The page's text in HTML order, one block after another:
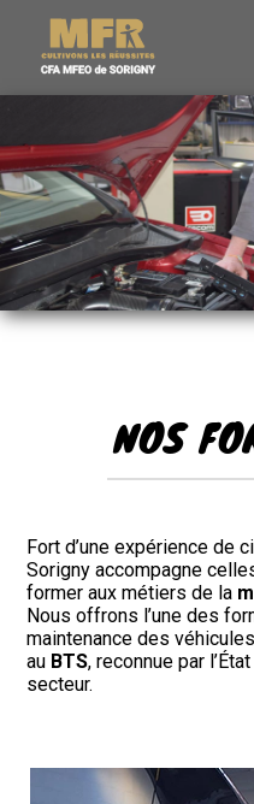
NOS
Fort d’une expérience de
Sorigny accompagne
former aux métiers de la
Nous offrons l’une des
maintenance des
au BTS, reconnue par
secteur.